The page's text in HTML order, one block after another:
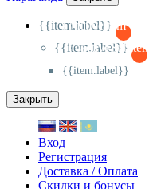
{{item.label}}
{{item.label}}
{{item.label}}
Закрыть
Вход
Регистрация
Доставка / Оплата
Скидки и бонусы